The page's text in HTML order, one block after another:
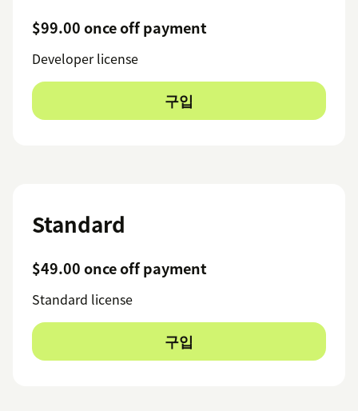
$99.00 once off payment
Developer license
구입
Standard
$49.00 once off payment
Standard license
구입